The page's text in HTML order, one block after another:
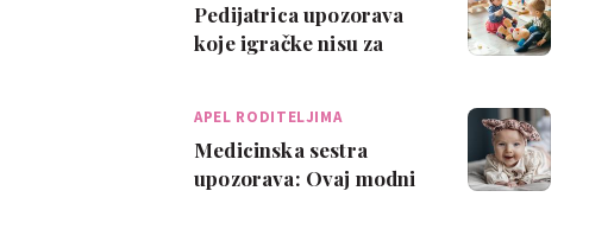
Pedijatrica upozorava
koje igračke nisu za
APEL RODITELJIMA
Medicinska sestra
upozorava: Ovaj modni